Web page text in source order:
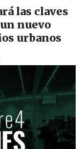
las claves
nuevo
urbanos